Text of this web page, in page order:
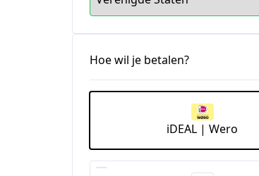
Hoe wil je betalen?
iDEAL | Wero